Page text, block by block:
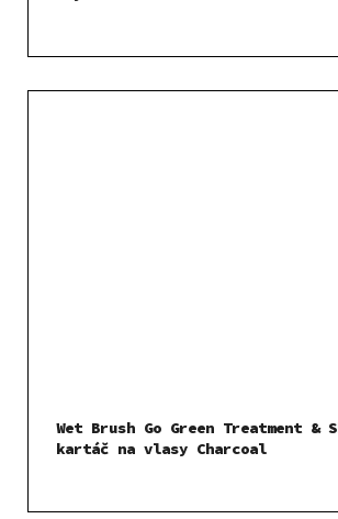
Wet Brush Go Green Treatment &
kartáč na vlasy Charcoal